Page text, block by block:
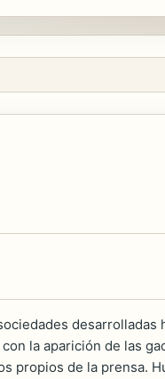
la aparición de las
de la prensa.